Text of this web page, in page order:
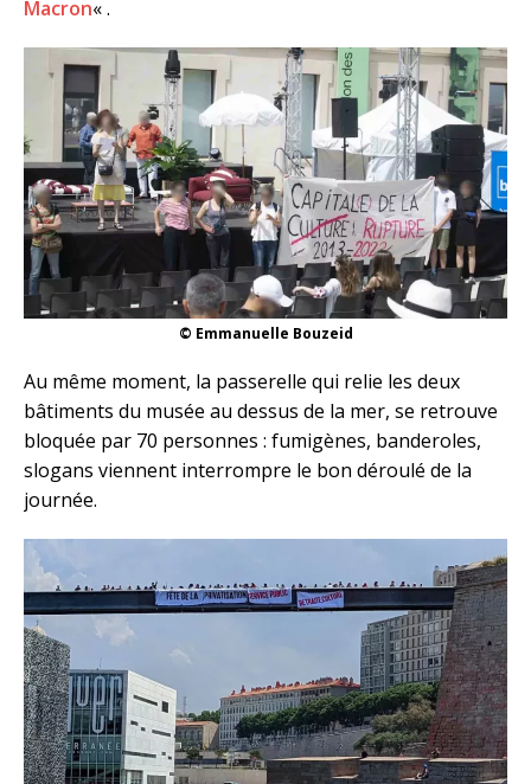
Macron« .
© Emmanuelle Bouzeid
Au même moment, la passerelle qui relie les deux
bâtiments du musée au dessus de la mer, se retrouve
bloquée par 70 personnes : fumigènes, banderoles,
slogans viennent interrompre le bon déroulé de la
journée.